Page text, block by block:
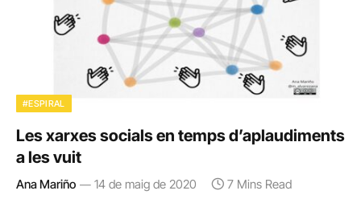
#ESPIRAL
Les xarxes socials en temps d’aplaudiments
a les vuit
Ana Mariño 14 de maig de 2020 7 Mins Read